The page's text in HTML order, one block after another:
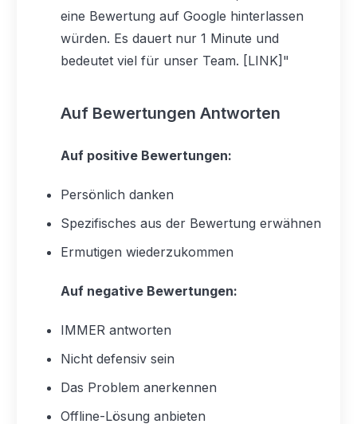
eine Bewertung auf Google hinterlassen
würden. Es dauert nur 1 Minute und
bedeutet viel für unser Team. [LINK]"
Auf Bewertungen Antworten
Auf positive Bewertungen:
Persönlich danken
Spezifisches aus der Bewertung erwähnen
Ermutigen wiederzukommen
Auf negative Bewertungen:
IMMER antworten
Nicht defensiv sein
Das Problem anerkennen
Offline-Lösung anbieten